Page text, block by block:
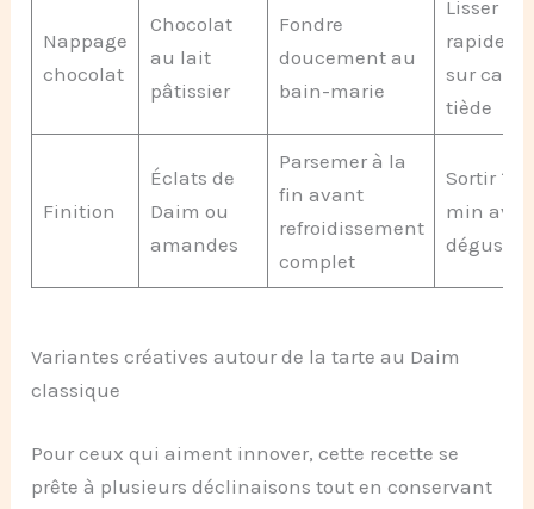
Nappage
chocolat
Chocolat
au lait
pâtissier
Fondre
doucement au
bain-marie
Lisser
sur
tiède
Finition
Éclats de
Daim ou
amandes
Parsemer à la
fin avant
refroidissement
complet
Sortir 10
min
Variantes créatives autour de la tarte au Daim
classique
Pour ceux qui aiment innover, cette recette se
prête à plusieurs déclinaisons tout en conservant